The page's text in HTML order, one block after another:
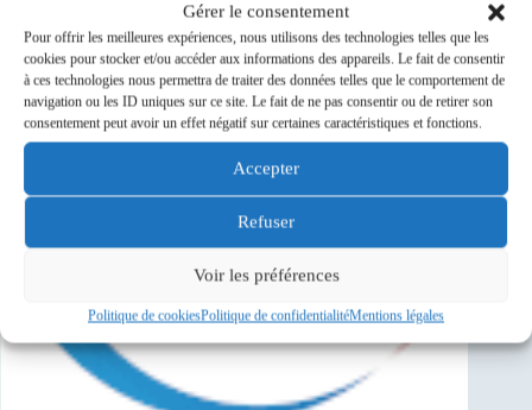
Gérer le consentement
Pour offrir les meilleures expériences, nous utilisons des technologies telles que les
cookies pour stocker et/ou accéder aux informations des appareils. Le fait de consentir
à ces technologies nous permettra de traiter des données telles que le comportement de
navigation ou les ID uniques sur ce site. Le fait de ne pas consentir ou de retirer son
consentement peut avoir un effet négatif sur certaines caractéristiques et fonctions.
Accepter
Refuser
Voir les préférences
Politique de cookiesPolitique de confidentialitéMentions légales